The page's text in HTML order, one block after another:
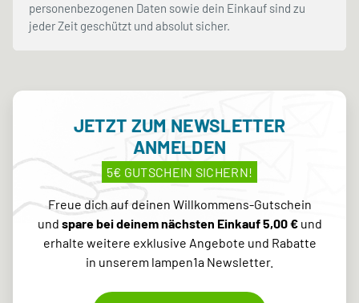
personenbezogenen Daten sowie dein Einkauf sind zu
jeder Zeit geschützt und absolut sicher.
JETZT ZUM NEWSLETTER
ANMELDEN
5€ GUTSCHEIN SICHERN!
Freue dich auf deinen Willkommens-Gutschein
und spare bei deinem nächsten Einkauf 5,00 €und
erhalte weitere exklusive Angebote und Rabatte
in unserem lampen1a Newsletter.